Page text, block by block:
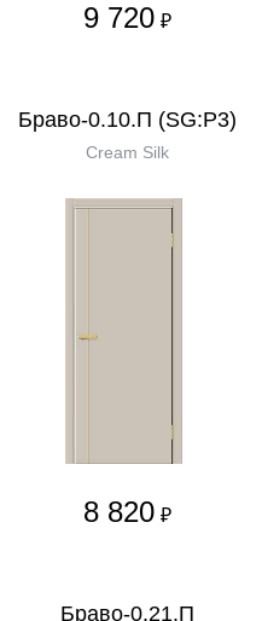
9 720 ₽
Браво-0.10.П (SG:P3)
Cream Silk
8 820 ₽
Браво-0.21.П